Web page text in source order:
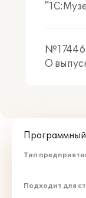
№17446
О
Тип
Подходит для